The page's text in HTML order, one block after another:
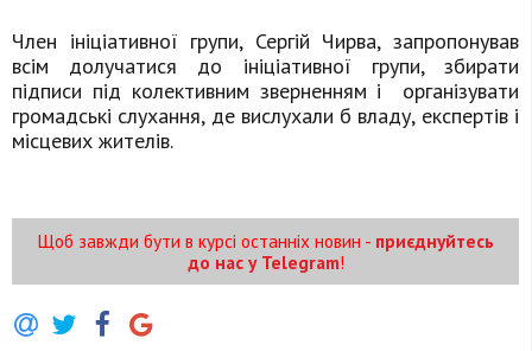
Член ініціативної групи, Сергій Чирва, запропонував
всім долучатися до ініціативної групи, збирати
підписи під колективним зверненням і організувати
громадські слухання, де вислухали б владу, експертів і
місцевих жителів.
Щоб завжди бути в курсі останніх новин - приєднуйтесь
до нас у Telegram!